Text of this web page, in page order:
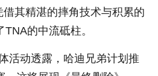
其精湛的摔角技术与积累的
的中流砥柱。
活动透露，哈迪兄弟计划推